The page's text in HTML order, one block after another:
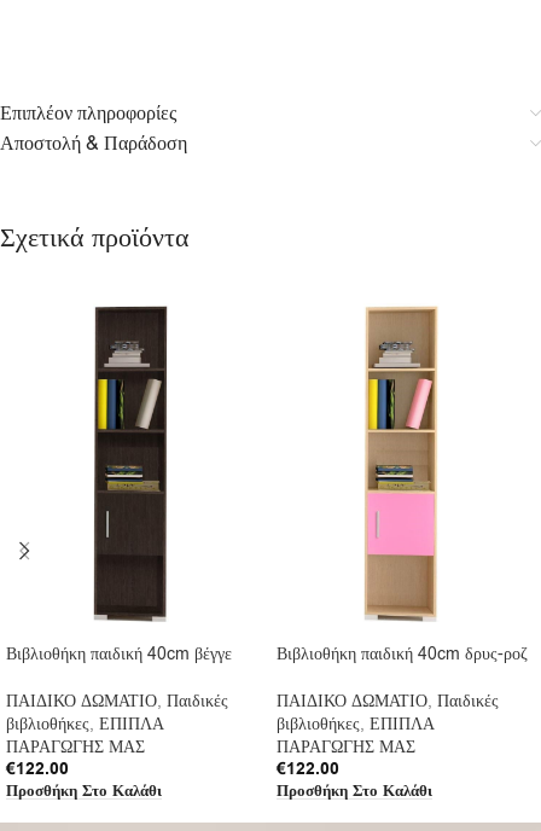
Επιπλέον πληροφορίες
Αποστολή & Παράδοση
Σχετικά προϊόντα
Βιβλιοθήκη παιδική 40cm βέγγε
ΠΑΙΔΙΚΟ ΔΩΜΑΤΙΟ, Παιδικές
βιβλιοθήκες, ΕΠΙΠΛΑ
ΠΑΡΑΓΩΓΗΣ ΜΑΣ
€122.00
Προσθήκη Στο Καλάθι
Βιβλιοθήκη παιδική 40cm δρυς-ροζ
ΠΑΙΔΙΚΟ ΔΩΜΑΤΙΟ, Παιδικές
βιβλιοθήκες, ΕΠΙΠΛΑ
ΠΑΡΑΓΩΓΗΣ ΜΑΣ
€122.00
Προσθήκη Στο Καλάθι